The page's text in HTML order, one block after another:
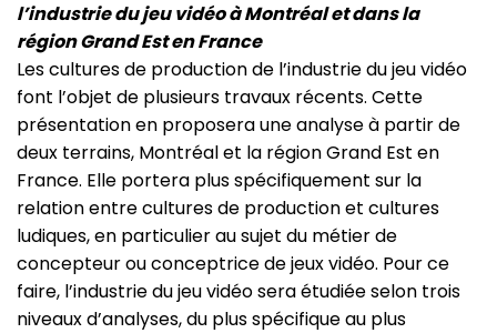
l’industrie du jeu vidéo à Montréal et dans la
région Grand Est en France
Les cultures de production de l’industrie du jeu vidéo
font l’objet de plusieurs travaux récents. Cette
présentation en proposera une analyse à partir de
deux terrains, Montréal et la région Grand Est en
France. Elle portera plus spécifiquement sur la
relation entre cultures de production et cultures
ludiques, en particulier au sujet du métier de
concepteur ou conceptrice de jeux vidéo. Pour ce
faire, l’industrie du jeu vidéo sera étudiée selon trois
niveaux d’analyses, du plus spécifique au plus